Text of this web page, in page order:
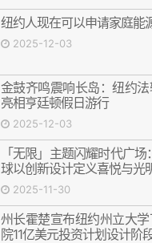
纽约人现在可以申请家庭能
2025-12-03
金鼓齐鸣震响长岛：纽约
亮相亨廷顿假日游行
2025-12-03
「无限」主题闪耀时代广
球以创新设计定义喜悦与光
2025-11-30
州长霍楚宣布纽约州立大
院11亿美元投资计划设计阶